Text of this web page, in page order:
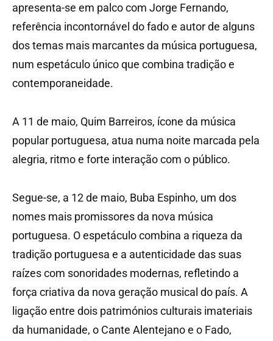
apresenta-se em palco com Jorge Fernando,
referência incontornável do fado e autor de alguns
dos temas mais marcantes da música portuguesa,
num espetáculo único que combina tradição e
contemporaneidade.
A 11 de maio, Quim Barreiros, ícone da música
popular portuguesa, atua numa noite marcada pela
alegria, ritmo e forte interação com o público.
Segue-se, a 12 de maio, Buba Espinho, um dos
nomes mais promissores da nova música
portuguesa. O espetáculo combina a riqueza da
tradição portuguesa e a autenticidade das suas
raízes com sonoridades modernas, refletindo a
força criativa da nova geração musical do país. A
ligação entre dois patrimónios culturais imateriais
da humanidade, o Cante Alentejano e o Fado,